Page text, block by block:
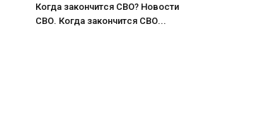
Когда закончится СВО? Новости
СВО. Когда закончится СВО...